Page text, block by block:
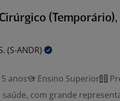
(Temporário),
(S-ANDR)
anos Ensino Superior
com grande